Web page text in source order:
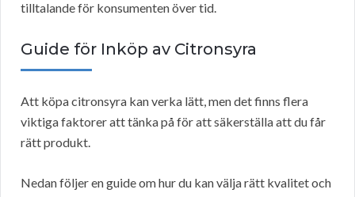
tilltalande för konsumenten över tid.
Guide för Inköp av Citronsyra
Att köpa citronsyra kan verka lätt, men det finns flera
viktiga faktorer att tänka på för att säkerställa att du får
rätt produkt.
Nedan följer en guide om hur du kan välja rätt kvalitet och